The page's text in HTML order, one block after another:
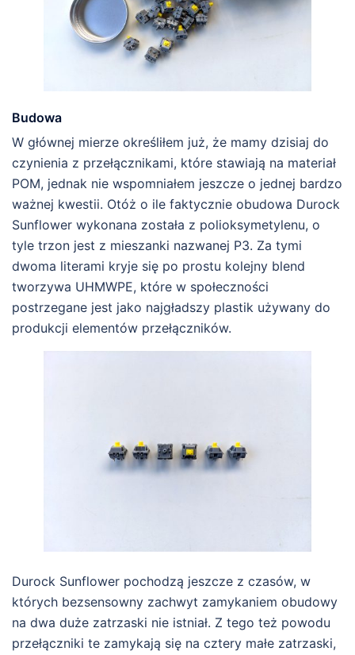
Budowa
W głównej mierze określiłem już, że mamy dzisiaj do
czynienia z przełącznikami, które stawiają na materiał
POM, jednak nie wspomniałem jeszcze o jednej bardzo
ważnej kwestii. Otóż o ile faktycznie obudowa Durock
Sunflower wykonana została z polioksymetylenu, o
tyle trzon jest z mieszanki nazwanej P3. Za tymi
dwoma literami kryje się po prostu kolejny blend
tworzywa UHMWPE, które w społeczności
postrzegane jest jako najgładszy plastik używany do
produkcji elementów przełączników.
Durock Sunflower pochodzą jeszcze z czasów, w
których bezsensowny zachwyt zamykaniem obudowy
na dwa duże zatrzaski nie istniał. Z tego też powodu
przełączniki te zamykają się na cztery małe zatrzaski,